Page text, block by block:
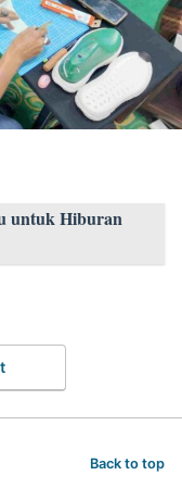
untuk Hiburan
Back to top